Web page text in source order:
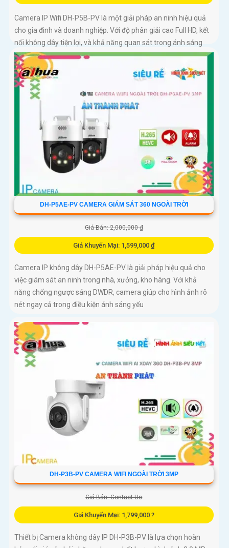
Camera IP Wifi DH-P5B-PV là một giải pháp an ninh hiệu quả
cho gia đình và doanh nghiệp. Với độ phân giải cao Full HD, kết
nối không dây tiện lợi, và khả năng quan sát trong ánh sáng
yếu, camera giúp bạn theo dõi mọi góc cạnh một cách rõ ràng
DH-P5AE-PV CAMERA GIÁM SÁT 360 NGOÀI TRỜI
Giá Bán: 2,000,000 ₫
Giá Khuyến Mại: 1,599,000 ₫
Camera IP không dây DH-P5AE-PV là giải pháp hiệu quả cho
việc giám sát an ninh trong nhà, xưởng, kho hàng. Với khả
năng chống ngược sáng DWDR, camera giúp cho hình ảnh rõ
nét ngay cả trong điều kiện ánh sáng yếu
DH-P3B-PV CAMERA WIFI NGOÀI TRỜI 3MP
Giá Bán: Contact Us
Giá Khuyến Mại: 1,799,000 ?
Thiết bị Camera không dây IP DH-P3B-PV là lựa chọn hoàn